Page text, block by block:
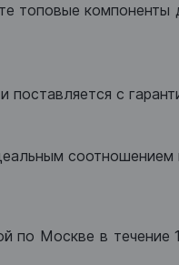
топовые
поставляется с
соотношением
по Москве в течение